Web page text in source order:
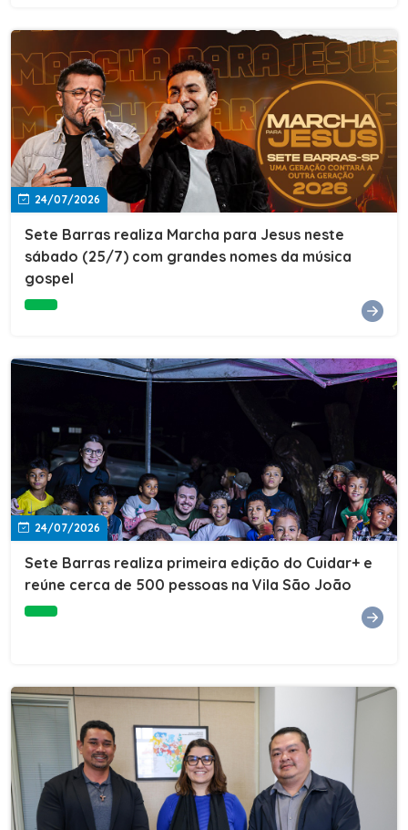
24/07/2026
Sete Barras realiza Marcha para Jesus neste
sábado (25/7) com grandes nomes da música
gospel
24/07/2026
Sete Barras realiza primeira edição do Cuidar+ e
reúne cerca de 500 pessoas na Vila São João